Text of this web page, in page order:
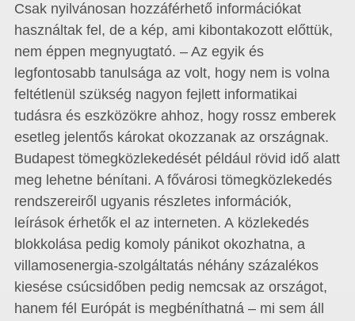
Csak nyilvánosan hozzáférhető információkat
használtak fel, de a kép, ami kibontakozott előttük,
nem éppen megnyugtató. – Az egyik és
legfontosabb tanulsága az volt, hogy nem is volna
feltétlenül szükség nagyon fejlett informatikai
tudásra és eszközökre ahhoz, hogy rossz emberek
esetleg jelentős károkat okozzanak az országnak.
Budapest tömegközlekedését például rövid idő alatt
meg lehetne bénítani. A fővárosi tömegközlekedés
rendszereiről ugyanis részletes információk,
leírások érhetők el az interneten. A közlekedés
blokkolása pedig komoly pánikot okozhatna, a
villamosenergia-szolgáltatás néhány százalékos
kiesése csúcsidőben pedig nemcsak az országot,
hanem fél Európát is megbéníthatná – mi sem áll